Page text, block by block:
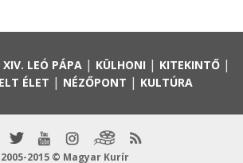
XIV. LEÓ PÁPA| KÜLHONI | KITEKINTŐ|
ÉLET | NÉZŐPONT | KULTÚRA
2005-2015 © Magyar Kurír